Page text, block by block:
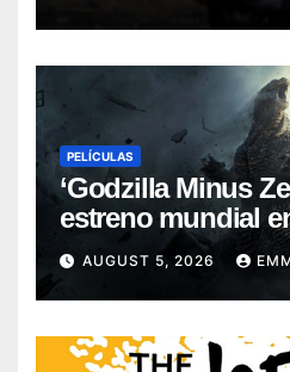
PELÍCULAS
‘Godzilla Minus
estreno mundial
Cine de Nueva
AUGUST 5, 2026